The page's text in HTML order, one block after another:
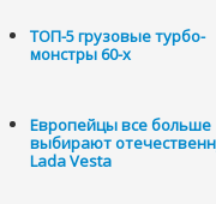
ТОП-5 грузовые турбо-
монстры 60-х
Европейцы все больше
выбирают
Lada Vesta